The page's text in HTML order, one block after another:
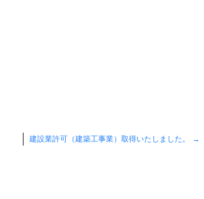
建設業許可（建築工事業）取得いたしました。 →